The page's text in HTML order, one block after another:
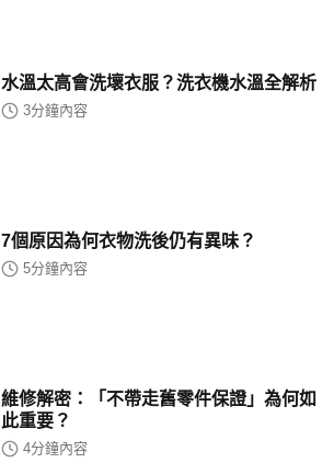
水溫太高會洗壞衣服？洗衣機水溫全解析
3分鐘內容
7個原因為何衣物洗後仍有異味？
5分鐘內容
維修解密：「不帶走舊零件保證」為何如
此重要？
4分鐘內容